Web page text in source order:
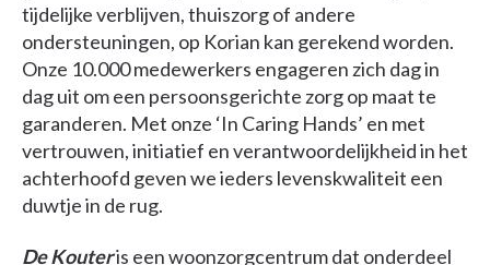
tijdelijke verblijven, thuiszorg of andere
ondersteuningen, op Korian kan gerekend worden.
Onze 10.000 medewerkers engageren zich dag in
dag uit om een persoonsgerichte zorg op maat te
garanderen. Met onze ‘In Caring Hands’ en met
vertrouwen, initiatief en verantwoordelijkheid in het
achterhoofd geven we ieders levenskwaliteit een
duwtje in de rug.
De Kouteris een woonzorgcentrum dat onderdeel